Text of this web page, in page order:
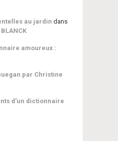
au jardin dans
BLANCK
amoureux :
par Christine
d’un dictionnaire